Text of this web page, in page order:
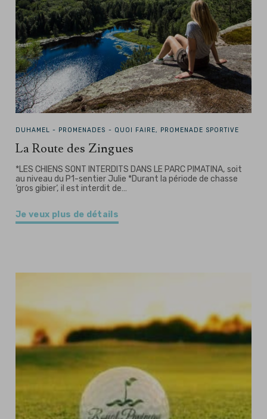
DUHAMEL - PROMENADES - QUOI FAIRE, PROMENADE SPORTIVE
La Route des Zingues
*LES CHIENS SONT INTERDITS DANS LE PARC PIMATINA, soit
au niveau du P1-sentier Julie *Durant la période de chasse
‘gros gibier‘, il est interdit de…
Je veux plus de détails